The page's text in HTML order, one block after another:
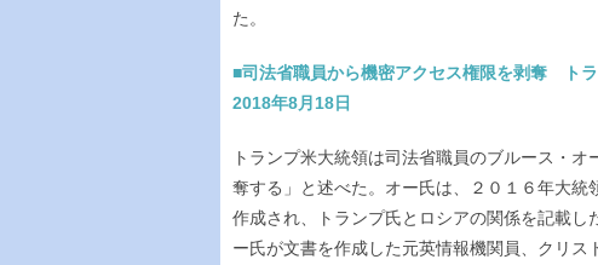
た。
■司法省職員から機密アクセス権限を剥奪 ト
2018年8月18日
トランプ米大統領は司法省職員のブルース・
奪する」と述べた。オー氏は、２０１６年大
作成され、トランプ氏とロシアの関係を記載
ー氏が文書を作成した元英情報機関員、クリ